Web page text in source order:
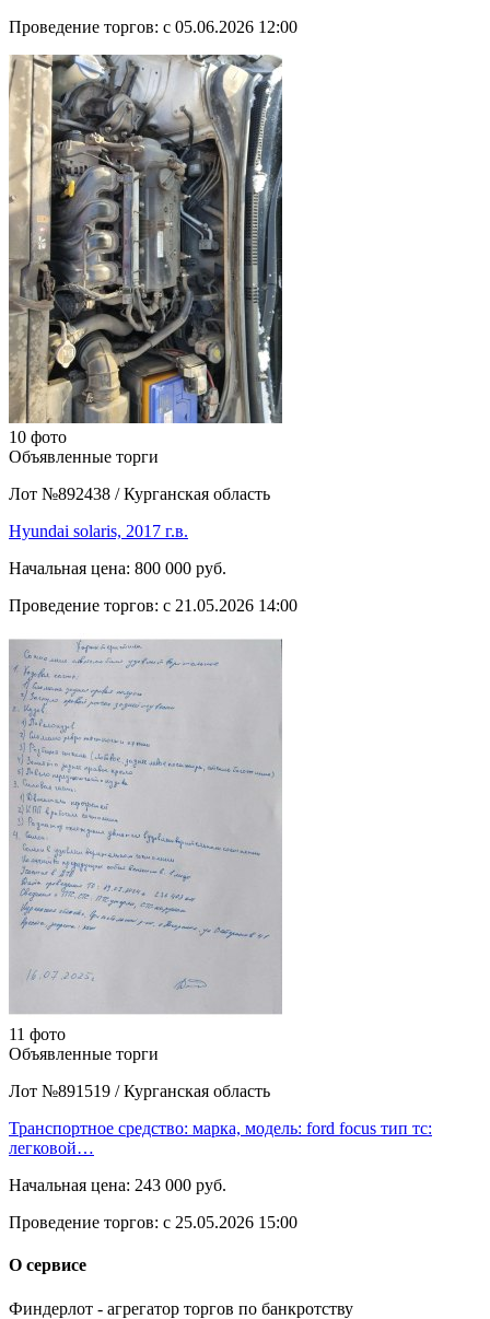
Проведение торгов: с 05.06.2026 12:00
10 фото
Объявленные торги
Лот №892438 / Курганская область
Hyundai solaris, 2017 г.в.
Начальная цена: 800 000 руб.
Проведение торгов: с 21.05.2026 14:00
11 фото
Объявленные торги
Лот №891519 / Курганская область
Транспортное средство: марка, модель: ford focus тип тс:
легковой…
Начальная цена: 243 000 руб.
Проведение торгов: с 25.05.2026 15:00
О сервисе
Финдерлот - агрегатор торгов по банкротству